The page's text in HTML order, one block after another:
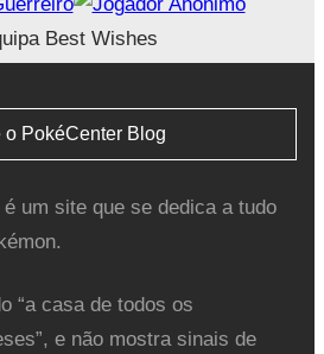
o PokéCenter Blog
um site que se dedica a tudo
“a casa de todos os
e não mostra sinais de